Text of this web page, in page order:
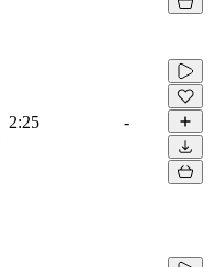
2:25 -